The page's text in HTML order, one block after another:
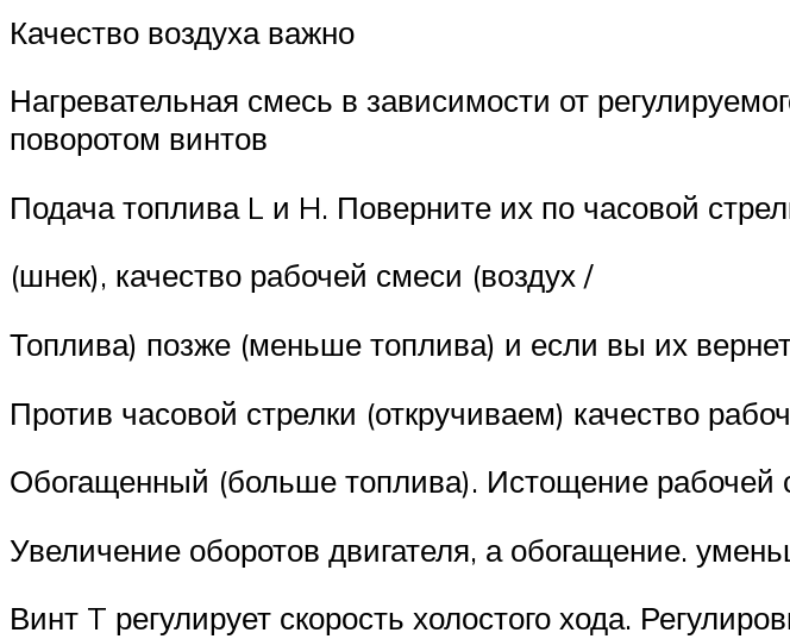
Качество воздуха важно
Нагревательная смесь в зависимости от
поворотом винтов
Подача топлива L и H. Поверните их по часовой
(шнек), качество рабочей смеси (воздух /
Топлива) позже (меньше топлива) и если вы их
Против часовой стрелки (откручиваем) качество
Обогащенный (больше топлива). Истощение рабочей
Увеличение оборотов двигателя, а обогащение.
Винт T регулирует скорость холостого хода.